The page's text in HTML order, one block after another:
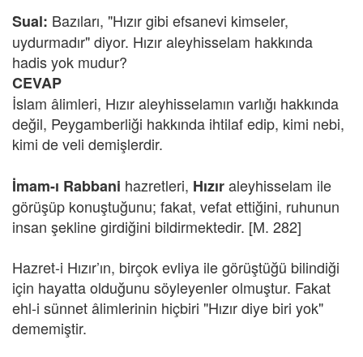
Sual: Bazıları, "Hızır gibi efsanevi kimseler,
uydurmadır" diyor. Hızır aleyhisselam hakkında
hadis yok mudur?
CEVAP
İslam âlimleri, Hızır aleyhisselamın varlığı hakkında
değil, Peygamberliği hakkında ihtilaf edip, kimi nebi,
kimi de veli demişlerdir.
İmam-ı Rabbani hazretleri, Hızıraleyhisselam ile
görüşüp konuştuğunu; fakat, vefat ettiğini, ruhunun
insan şekline girdiğini bildirmektedir. [M. 282]
Hazret-i Hızır’ın, birçok evliya ile görüştüğü bilindiği
için hayatta olduğunu söyleyenler olmuştur. Fakat
ehl-i sünnet âlimlerinin hiçbiri "Hızır diye biri yok"
dememiştir.